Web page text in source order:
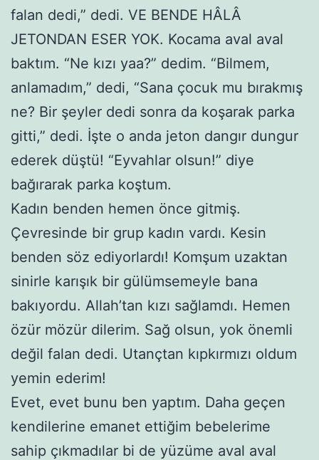
falan dedi,” dedi. VE BENDE HÂLÂ
JETONDAN ESER YOK. Kocama aval aval
baktım. “Ne kızı yaa?” dedim. “Bilmem,
anlamadım,” dedi, “Sana çocuk mu bırakmış
ne? Bir şeyler dedi sonra da koşarak parka
gitti,” dedi. İşte o anda jeton dangır dungur
ederek düştü! “Eyvahlar olsun!” diye
bağırarak parka koştum.
Kadın benden hemen önce gitmiş.
Çevresinde bir grup kadın vardı. Kesin
benden söz ediyorlardı! Komşum uzaktan
sinirle karışık bir gülümsemeyle bana
bakıyordu. Allah’tan kızı sağlamdı. Hemen
özür mözür dilerim. Sağ olsun, yok önemli
değil falan dedi. Utançtan kıpkırmızı oldum
yemin ederim!
Evet, evet bunu ben yaptım. Daha geçen
kendilerine emanet ettiğim bebelerime
sahip çıkmadılar bi de yüzüme aval aval